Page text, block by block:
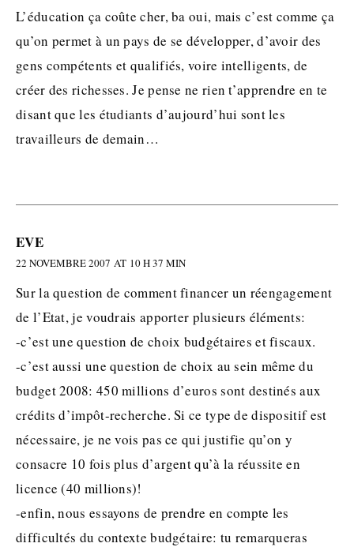
L’éducation ça coûte cher, ba oui, mais c’est comme ça
qu’on permet à un pays de se développer, d’avoir des
gens compétents et qualifiés, voire intelligents, de
créer des richesses. Je pense ne rien t’apprendre en te
disant que les étudiants d’aujourd’hui sont les
travailleurs de demain…
EVE
22 NOVEMBRE 2007 AT 10 H 37 MIN
Sur la question de comment financer un réengagement
de l’Etat, je voudrais apporter plusieurs éléments:
-c’est une question de choix budgétaires et fiscaux.
-c’est aussi une question de choix au sein même du
budget 2008: 450 millions d’euros sont destinés aux
crédits d’impôt-recherche. Si ce type de dispositif est
nécessaire, je ne vois pas ce qui justifie qu’on y
consacre 10 fois plus d’argent qu’à la réussite en
licence (40 millions)!
-enfin, nous essayons de prendre en compte les
difficultés du contexte budgétaire: tu remarqueras